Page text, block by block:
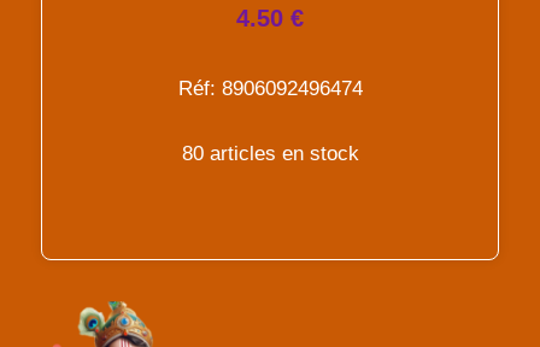
4.50 €
Réf: 8906092496474
80 articles en stock